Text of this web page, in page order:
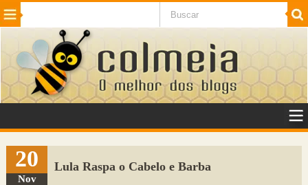
Beleza Cinema e TV
Internet Jogos NotÃ­cias SaÃºde
VeÃ­culos Adulto
Sugerir Link
Adicionar Blog
20
Nov
Lula Raspa o Cabelo e Barba